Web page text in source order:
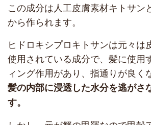
この成分は人工皮膚素材キトサン
から作られます。
ヒドロキシプロキトサンは元々は
使用されている成分で、髪に使用
ィング作用があり、指通りが良く
髪の内部に浸透した水分を逃がさ
す。